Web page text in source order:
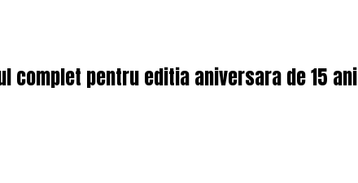
complet pentru editia aniversara de 15 ani